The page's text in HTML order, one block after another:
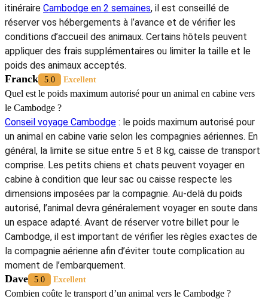
itinéraire Cambodge en 2 semaines, il est conseillé de
réserver vos hébergements à l’avance et de vérifier les
conditions d’accueil des animaux. Certains hôtels peuvent
appliquer des frais supplémentaires ou limiter la taille et le
poids des animaux acceptés.
Franck 5.0 Excellent
Quel est le poids maximum autorisé pour un animal en cabine vers
le Cambodge ?
Conseil voyage Cambodge : le poids maximum autorisé pour
un animal en cabine varie selon les compagnies aériennes. En
général, la limite se situe entre 5 et 8 kg, caisse de transport
comprise. Les petits chiens et chats peuvent voyager en
cabine à condition que leur sac ou caisse respecte les
dimensions imposées par la compagnie. Au-delà du poids
autorisé, l’animal devra généralement voyager en soute dans
un espace adapté. Avant de réserver votre billet pour le
Cambodge, il est important de vérifier les règles exactes de
la compagnie aérienne afin d’éviter toute complication au
moment de l’embarquement.
Dave 5.0 Excellent
Combien coûte le transport d’un animal vers le Cambodge ?